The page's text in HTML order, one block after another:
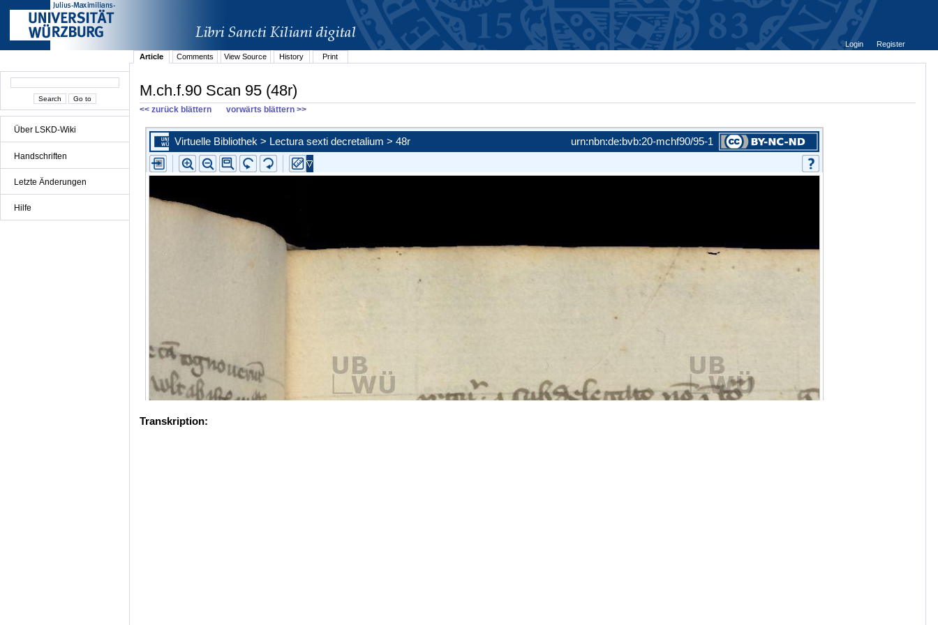
Über LSKD-Wiki
Handschriften
Letzte Änderungen
Hilfe
Login
Register
Article
Comments View Source History Print
M.ch.f.90 Scan 95 (48r)
<< zurück blättern vorwärts blättern >>
Transkription: